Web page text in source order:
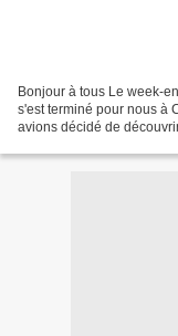
Bonjour à tous Le week-
s'est terminé pour nous à
avions décidé de